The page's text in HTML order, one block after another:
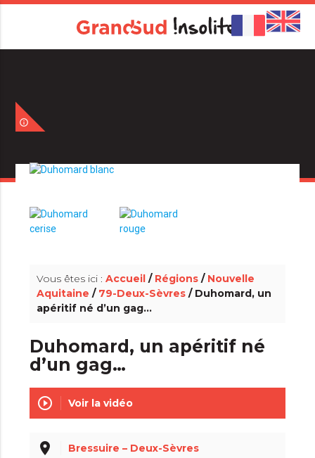
info_outline
Vous êtes ici :Accueil / Régions / Nouvelle
Aquitaine / 79-Deux-Sèvres / Duhomard, un
apéritif né d’un gag…
Duhomard, un apéritif né
d’un gag…
play_circle_outline Voir la vidéo
place Bressuire – Deux-Sèvres